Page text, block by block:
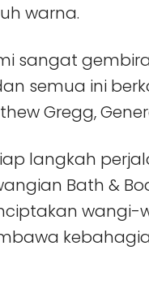
warna.
sangat
semua ini
Gregg,
langkah
Bath &
wangi-